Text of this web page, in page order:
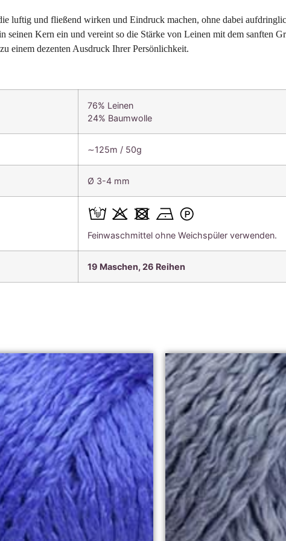
luftig und fließend wirken und Eindruck machen, ohne dabei
seinen Kern ein und vereint so die Stärke von Leinen mit dem sanften
einem dezenten Ausdruck Ihrer Persönlichkeit.
76% Leinen
24% Baumwolle
∼125m / 50g
Ø 3-4 mm
Feinwaschmittel ohne Weichspüler verwenden.
19 Maschen, 26 Reihen